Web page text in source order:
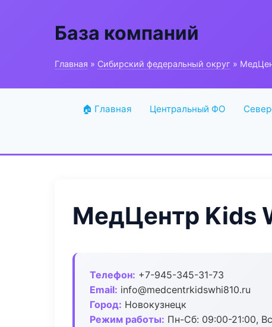
База компаний
Главная » Сибирский федеральный округ »
🏠 Главная Центральный ФО
МедЦентр Kids
Телефон: +7-945-345-31-73
Email: info@medcentrkidswhi810.ru
Город: Новокузнецк
Режим работы: Пн-Сб: 09:00-21:00,